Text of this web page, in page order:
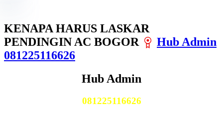
KENAPA HARUS LASKAR
PENDINGIN AC BOGOR
Hub Admin
081225116626
Hub Admin
081225116626